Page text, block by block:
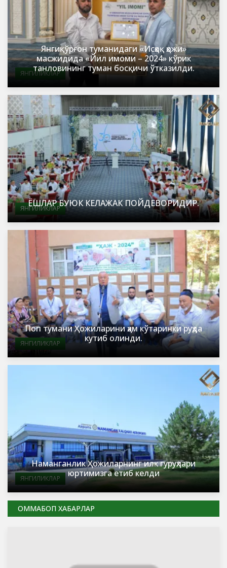
ЯНГИЛИКЛАР
Янгиқўрғон туманидаги «Исҳоқ ҳожи»
масжидида «Йил имоми – 2024» кўрик
танловининг туман босқичи ўтказилди.
ЯНГИЛИКЛАР
ЁШЛАР БУЮК КЕЛАЖАК ПОЙДЕВОРИДИР.
ЯНГИЛИКЛАР
Поп тумани Ҳожиларини ҳам кўтаринки руҳда
кутиб олинди.
ЯНГИЛИКЛАР
Наманганлик Ҳожиларнинг илк гуруҳлари
юртимизга етиб келди
ОММАБОП ХАБАРЛАР